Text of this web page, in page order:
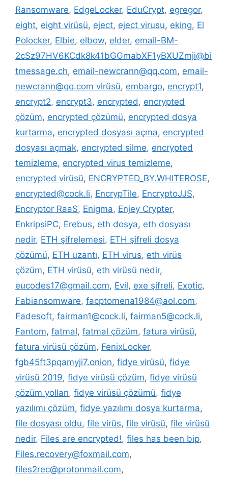
Ransomware, EdgeLocker, EduCrypt, egregor,
eight, eight virüsü, eject, eject virusu, eking, El
Polocker, Elbie, elbow, elder, email-BM-
2cSz97HV6KCdk8k41bGGmabXF1yBXUZmji@bi
tmessage.ch, email-newcrann@qq.com, email-
newcrann@qq.com virüsü, embargo, encrypt1,
encrypt2, encrypt3, encrypted, encrypted
çözüm, encrypted çözümü, encrypted dosya
kurtarma, encrypted dosyası açma, encrypted
dosyası açmak, encrypted silme, encrypted
temizleme, encrypted virus temizleme,
encrypted virüsü, ENCRYPTED_BY.WHITEROSE,
encrypted@cock.li, EncrypTile, EncryptoJJS,
Encryptor RaaS, Enigma, Enjey Crypter,
EnkripsiPC, Erebus, eth dosya, eth dosyası
nedir, ETH şifrelemesi, ETH şifreli dosya
çözümü, ETH uzantı, ETH virus, eth virüs
çözüm, ETH virüsü, eth virüsü nedir,
eucodes17@gmail.com, Evil, exe şifreli, Exotic,
Fabiansomware, facptomena1984@aol.com,
Fadesoft, fairman1@cock.li, fairman5@cock.li,
Fantom, fatmal, fatmal çözüm, fatura virüsü,
fatura virüsü çözüm, FenixLocker,
fgb45ft3pqamyji7.onion, fidye virüsü, fidye
virüsü 2019, fidye virüsü çözüm, fidye virüsü
çözüm yolları, fidye virüsü çözümü, fidye
yazılımı çözüm, fidye yazılımı dosya kurtarma,
file dosyası oldu, file virüs, file virüsü, file virüsü
nedir, Files are encrypted!, files has been bip,
Files.recovery@foxmail.com,
files2rec@protonmail.com,